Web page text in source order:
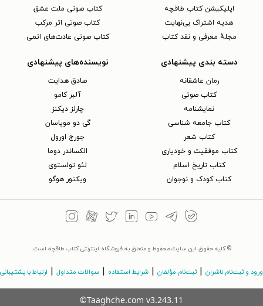
اپلیکیشن کتاب طاقچه
هدیه اشتراک بی‌نهایت
مجلهٔ معرفی و نقد کتاب
کتاب صوتی ملت عشق
کتاب صوتی اثر مرکب
کتاب صوتی عادت‌های اتمی
دسته بندی پیشنهادی
رمان عاشقانه
کتاب‌ صوتی
نمایشنامه
کتاب جامعه شناسی
کتاب شعر
کتاب موفقیت و خودیاری
کتاب تاریخ اسلام
کتاب کودک و نوجوان
نویسنده‌های پیشنهادی
صادق هدایت
آلبر کامو
چارلز دیکنز
گی دو موپاسان
جورج اورول
الکساندر دوما
لئو تولستوی
ویکتور هوگو
© کلیه حقوق این سایت محفوظ و متعلق به فروشگاه اینترنتی کتاب طاقچه است.
ورود و ثبت‌نام ناشران ثبت‌نام مؤلفان شرایط استفاده سوالات متداول ارتباط با پشتیبانی
©Taaghche.com v3.243.11